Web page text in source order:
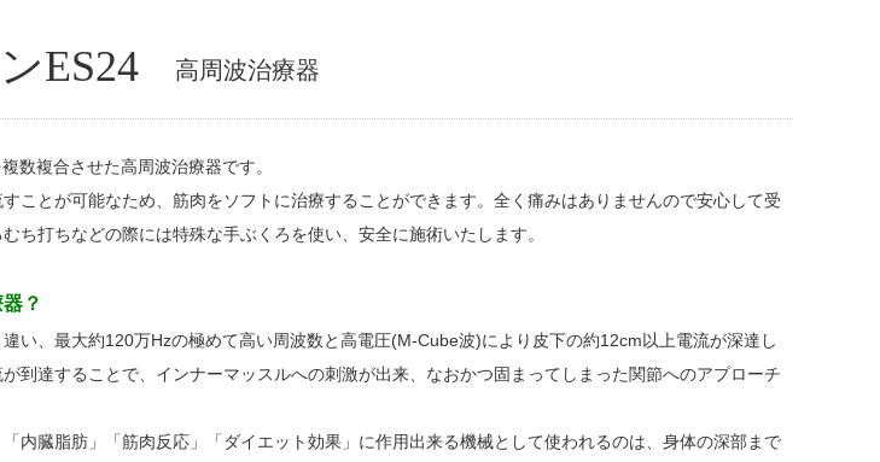
ES24 高周波治療器
数複合させた高周波治療器です。
ことが可能なため、筋肉をソフトに治療することができます。全く痛みはありませんので安心して受
ち打ちなどの際には特殊な手ぶくろを使い、安全に施術いたします。
？
い、最大約120万Hzの極めて高い周波数と高電圧(M-Cube波)により皮下の約12cm以上電流が深達し
到達することで、インナーマッスルへの刺激が出来、なおかつ固まってしまった関節へのアプローチ
内臓脂肪」「筋肉反応」「ダイエット効果」に作用出来る機械として使われるのは、身体の深部まで